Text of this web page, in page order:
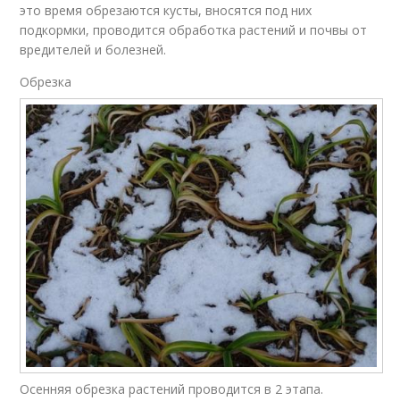
это время обрезаются кусты, вносятся под них
подкормки, проводится обработка растений и почвы от
вредителей и болезней.
Обрезка
Осенняя обрезка растений проводится в 2 этапа.